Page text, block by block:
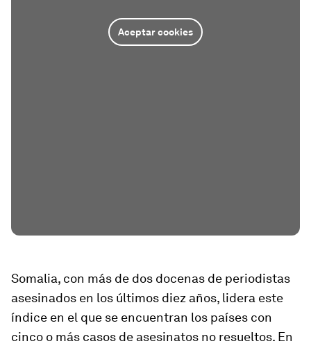
Aceptar cookies
Somalia, con más de dos docenas de periodistas
asesinados en los últimos diez años, lidera este
índice en el que se encuentran los países con
cinco o más casos de asesinatos no resueltos. En